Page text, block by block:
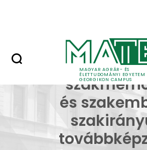
MAGYAR AGRÁR- ÉS
ÉLETTUDOMÁNYI EGYETEM
GEORGIKON CAMPUS
Lótenyésztő
és